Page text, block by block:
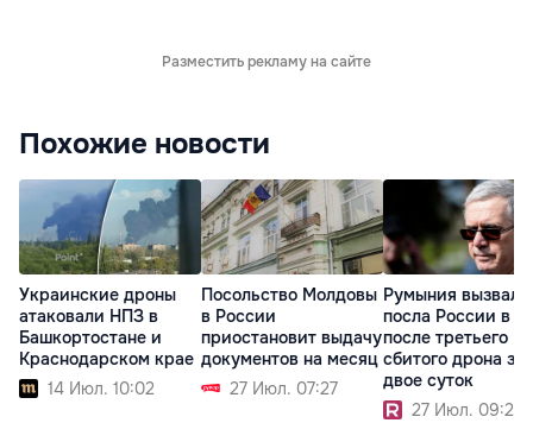
Разместить рекламу на сайте
Похожие новости
Украинские дроны
атаковали НПЗ в
Башкортостане и
Краснодарском крае
14 Июл. 10:02
Посольство Молдовы
в России
приостановит выдачу
документов на месяц
27 Июл. 07:27
Румыния вызвала
посла России в
после третьего
сбитого дрона за
двое суток
27 Июл. 09:24